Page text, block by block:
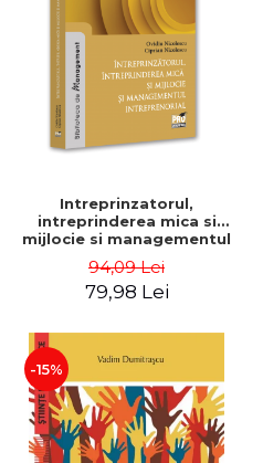
Intreprinzatorul,
intreprinderea mica si
mijlocie si managementul
Nicolescu, Ciprian
Nicolescu
94,09 Lei
79,98 Lei
-15%